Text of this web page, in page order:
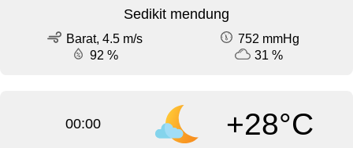
Sedikit mendung
Barat, 4.5 m/s
752 mmHg
92 %
31 %
00:00 +28°C